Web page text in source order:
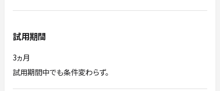
試用期間
3ヵ月
試用期間中でも条件変わらず。